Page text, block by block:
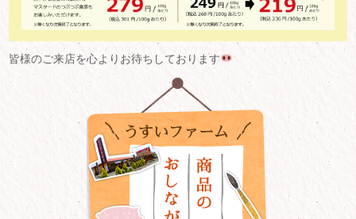
皆様のご来店を心よりお待ちしております